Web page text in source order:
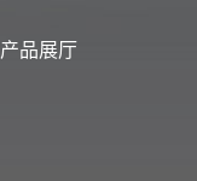
产品展厅